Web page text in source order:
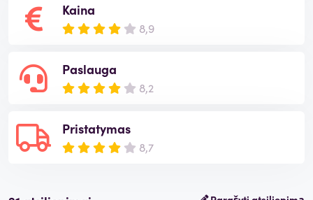
Kaina
8,9
Paslauga
8,2
Pristatymas
8,7